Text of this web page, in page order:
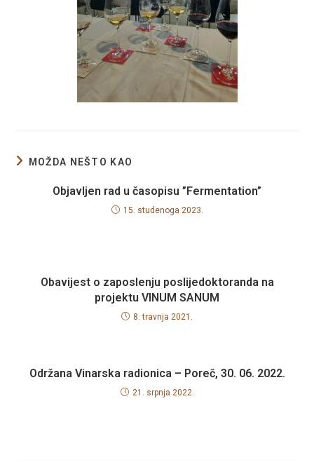
MOŽDA NEŠTO KAO
Objavljen rad u časopisu ”Fermentation”
15. studenoga 2023.
Obavijest o zaposlenju poslijedoktoranda na
projektu VINUM SANUM
8. travnja 2021.
Održana Vinarska radionica – Poreč, 30. 06. 2022.
21. srpnja 2022.